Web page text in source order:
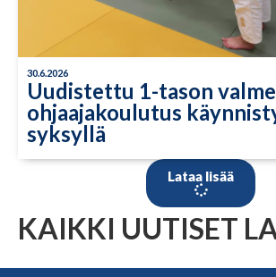
30.6.2026
Uudistettu 1-tason
ohjaajakoulutus
syksyllä
Lataa lisää
KAIKKI UUTISET